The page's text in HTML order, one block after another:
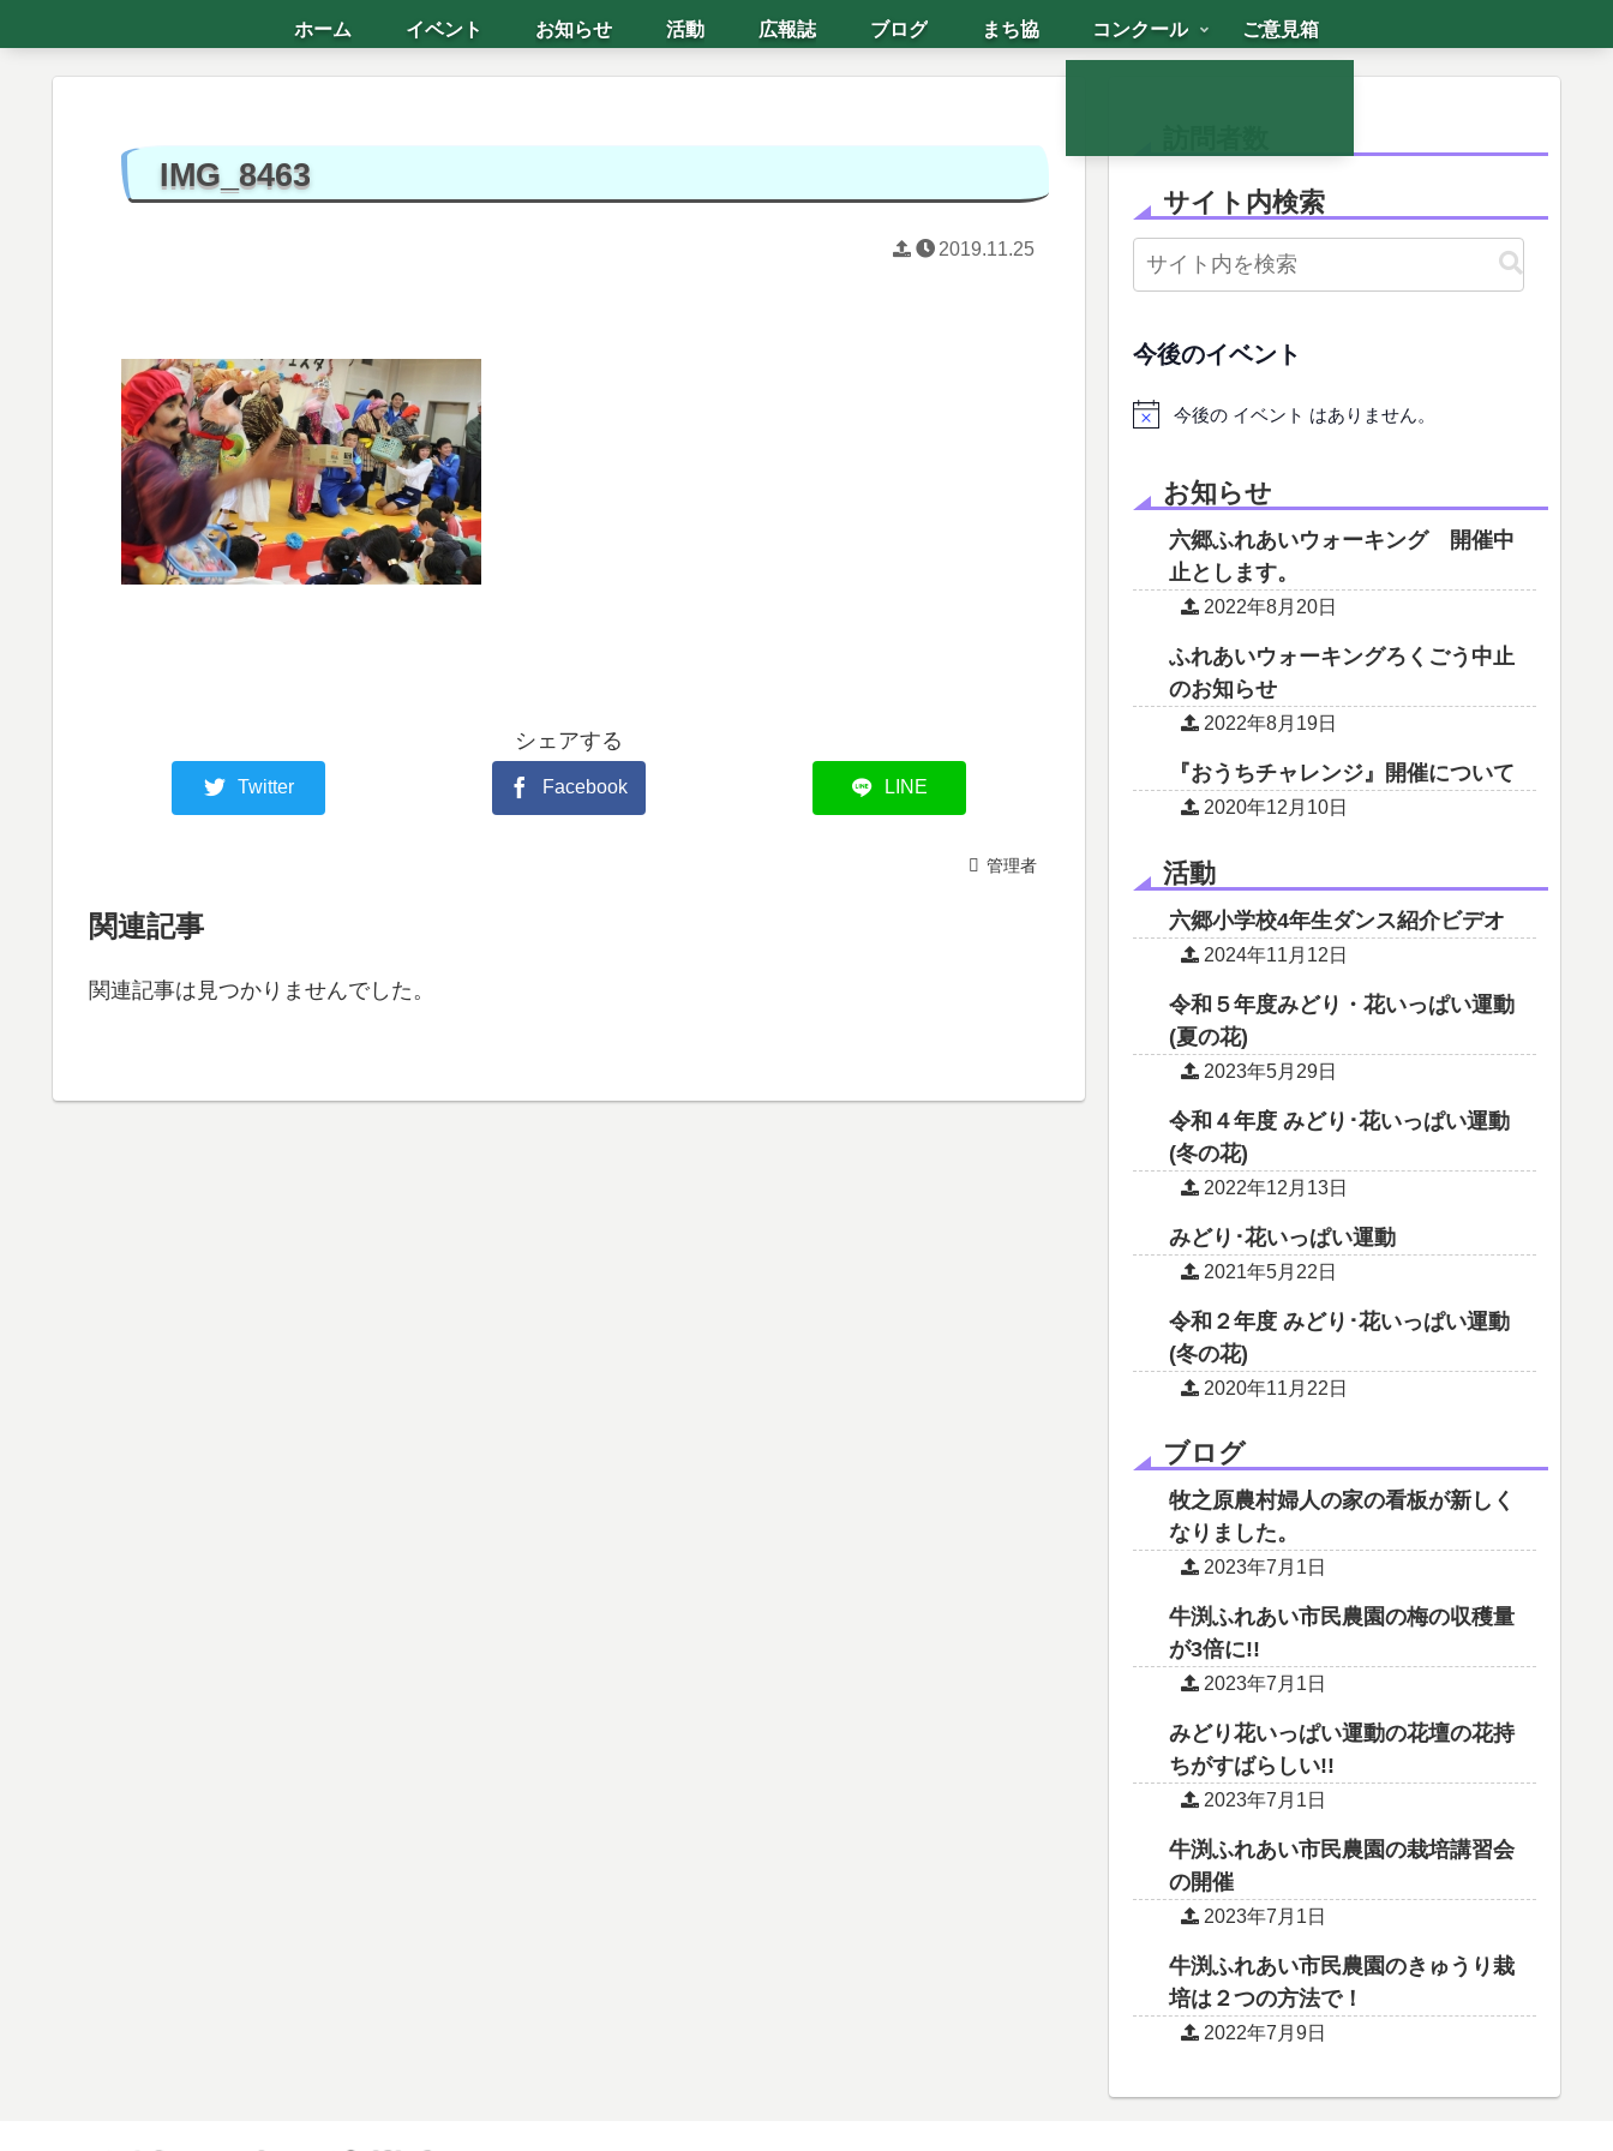
ホーム イベント お知らせ 活動 広報誌 ブログ まち協 コンクール ご意見箱
IMG_8463
2019.11.25
シェアする
Twitter Facebook LINE
管理者
関連記事
関連記事は見つかりませんでした。
サイト内検索
今後のイベント
今後の イベント はありません。
お知らせ
六郷ふれあいウォーキング 開催中
止とします。
2022年8月20日
ふれあいウォーキングろくごう中止
のお知らせ
2022年8月19日
『おうちチャレンジ』開催について
2020年12月10日
活動
六郷小学校4年生ダンス紹介ビデオ
2024年11月12日
令和５年度みどり・花いっぱい運動
(夏の花)
2023年5月29日
令和４年度 みどり･花いっぱい運動
(冬の花)
2022年12月13日
みどり･花いっぱい運動
2021年5月22日
令和２年度 みどり･花いっぱい運動
(冬の花)
2020年11月22日
ブログ
牧之原農村婦人の家の看板が新しく
なりました。
2023年7月1日
牛渕ふれあい市民農園の梅の収穫量
が3倍に!!
2023年7月1日
みどり花いっぱい運動の花壇の花持
ちがすばらしい!!
2023年7月1日
牛渕ふれあい市民農園の栽培講習会
の開催
2023年7月1日
牛渕ふれあい市民農園のきゅうり栽
培は２つの方法で！
2022年7月9日